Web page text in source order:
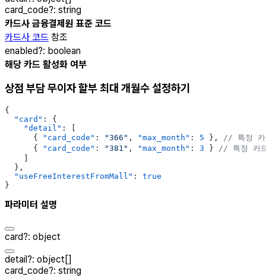
card_code?: string
카드사 금융결제원 표준 코드
카드사 코드 참조
enabled?: boolean
해당 카드 활성화 여부
상점 부담 무이자 할부 최대 개월수 설정하기
{
  "card"
: {
    "detail"
: [
      {
"card_code" : "366" , "max_month" : 5 }, // 특정 카
      {
"card_code" : "381" , "max_month" : 3 } // 특정 카
  },
  "useFreeInterestFromMall"
: true
}
파라미터 설명
card?: object
detail ?: object[]
card_code?: string